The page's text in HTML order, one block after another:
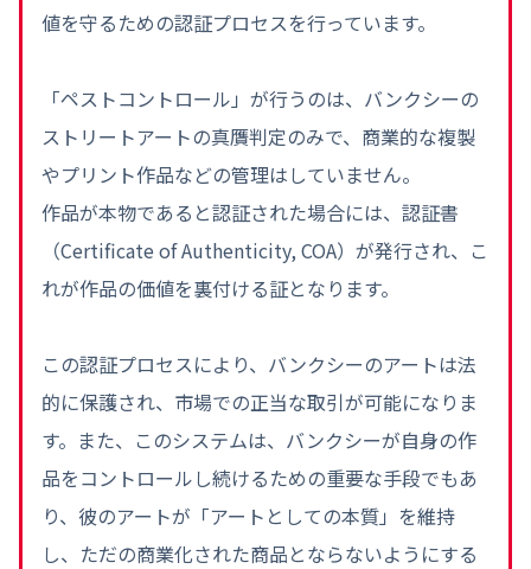
値を守るための認証プロセスを行っています。
「ペストコントロール」が行うのは、バンクシーの
ストリートアートの真贋判定のみで、商業的な複製
やプリント作品などの管理はしていません。
作品が本物であると認証された場合には、認証書
（Certificate of Authenticity, COA）が発行され、こ
れが作品の価値を裏付ける証となります。
この認証プロセスにより、バンクシーのアートは法
的に保護され、市場での正当な取引が可能になりま
す。また、このシステムは、バンクシーが自身の作
品をコントロールし続けるための重要な手段でもあ
り、彼のアートが「アートとしての本質」を維持
し、ただの商業化された商品とならないようにする